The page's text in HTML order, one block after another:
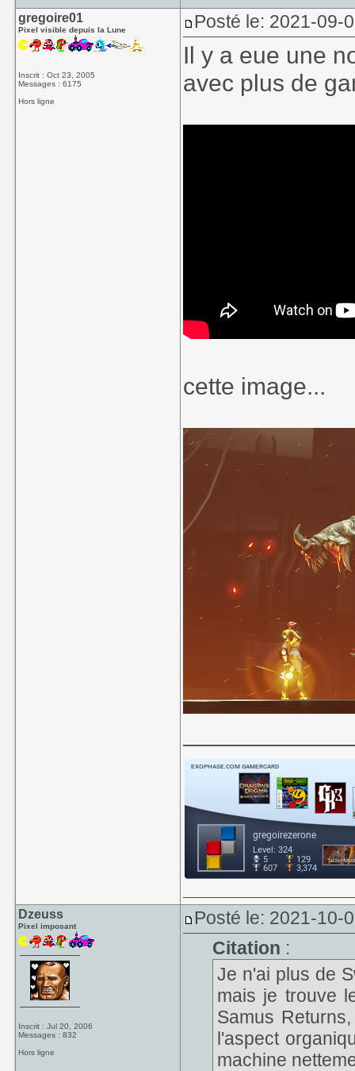
gregoire01
Pixel visible depuis la Lune
Inscrit : Oct 23, 2005
Messages : 6175
Hors ligne
Posté le: 2021-09-
Il y a eue une
avec plus de
cette image...
Dzeuss
Pixel imposant
Inscrit : Jul 20, 2006
Messages : 832
Hors ligne
Posté le: 2021-10-
Citation :
Je n'ai plus de
mais je trouve
Samus
l'aspect
machine